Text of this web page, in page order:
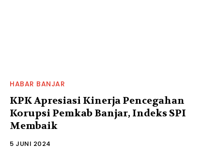
HABAR BANJAR
KPK Apresiasi Kinerja Pencegahan
Korupsi Pemkab Banjar, Indeks SPI
Membaik
5 JUNI 2024